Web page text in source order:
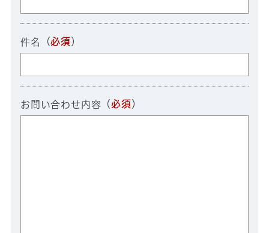
件名 （必須 ）
お問い合わせ内容 （必須 ）